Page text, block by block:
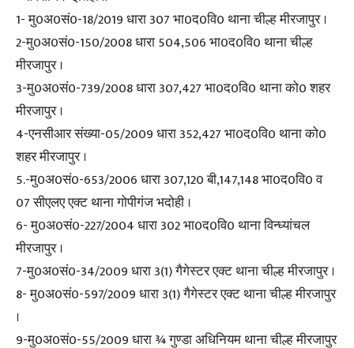
1- मु0अ0सं0-18/2019 धारा 307 भा0द0वि0 थाना चील्ह मीरजापुर ।
2-मु0अ0सं0-150/2008 धारा 504,506 भा0द0वि0 थाना चील्ह
मीरजापुर ।
3-मु0अ0सं0-739/2008 धारा 307,427 भा0द0वि0 थाना को0 शहर
मीरजापुर ।
4-एनसीआर संख्या-05/2009 धारा 352,427 भा0द0वि0 थाना को0
शहर मीरजापुर ।
5.-मु0अ0सं0-653/2006 धारा 307,120 बी,147,148 भा0द0वि0 व
07 सीएलए एक्ट थाना गोपीगंज भदोही ।
6- मु0अ0सं0-227/2004 धारा 302 भा0द0वि0 थाना विन्ध्यांचल
मीरजापुर ।
7-मु0अ0सं0-34/2009 धारा 3(1) गैगेस्टर एक्ट थाना चील्ह मीरजापुर ।
8- मु0अ0सं0-597/2009 धारा 3(1) गैगेस्टर एक्ट थाना चील्ह मीरजापुर
।
9-मु0अ0सं0-55/2009 धारा ¾ गुण्डा अधिनियम थाना चील्ह मीरजापुर